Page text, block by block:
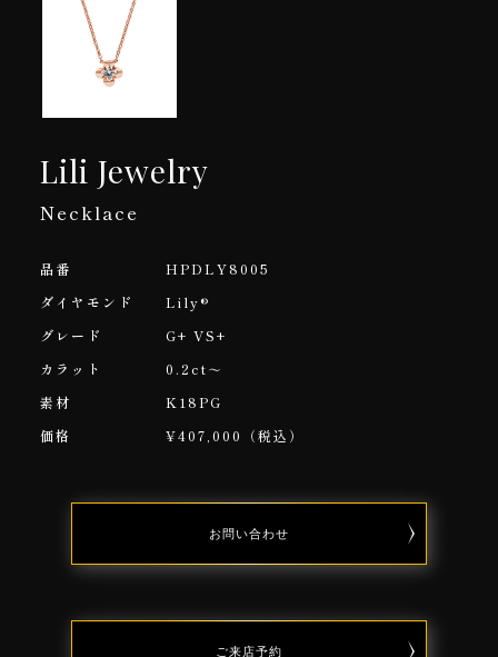
Lili Jewelry
Necklace
品番
HPDLY8005
ダイヤモンド
Lily®
グレード
G+ VS+
カラット
0.2ct～
素材
K18PG
価格
¥407,000（税込）
CONTACT
お問い合わせ
RESERVATION
ご来店予約